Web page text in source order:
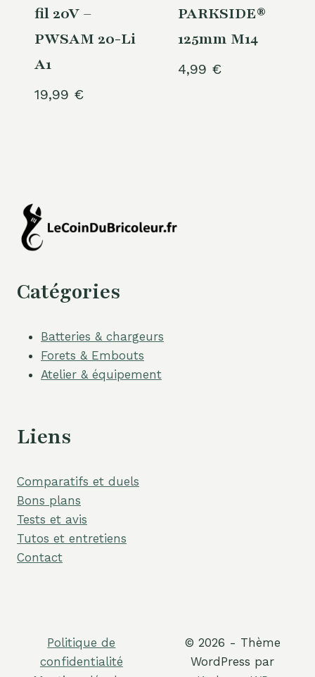
fil 20V –
PWSAM 20-Li
A1
19,99 €
PARKSIDE®
125mm M14
4,99 €
Catégories
Batteries & chargeurs
Forets & Embouts
Atelier & équipement
Liens
Comparatifs et duels
Bons plans
Tests et avis
Tutos et entretiens
Contact
Politique de
confidentialité
© 2026 - Thème
WordPress par